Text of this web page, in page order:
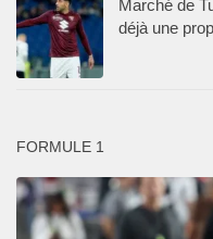
Marché de
déjà une
FORMULE 1